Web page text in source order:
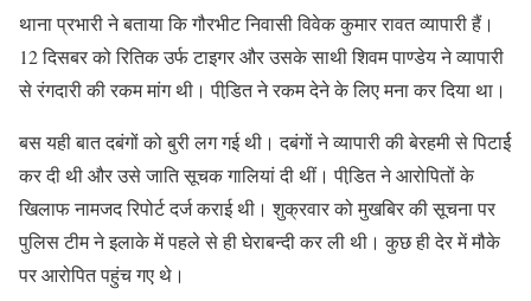
थाना प्रभारी ने बताया कि गौरभीट निवासी विवेक कुमार रावत व्यापारी हैं।
12 दिसबर को रितिक उर्फ टाइगर और उसके साथी शिवम पाण्डेय ने व्यापारी
से रंगदारी की रकम मांग थी। पीडि़त ने रकम देने के लिए मना कर दिया था।
बस यही बात दबंगों को बुरी लग गई थी। दबंगों ने व्यापारी की बेरहमी से पिटार्ई
कर दी थी और उसे जाति सूचक गालियां दी थीं। पीडि़त ने आरोपितों के
खिलाफ नामजद रिपोर्ट दर्ज कराई थी। शुक्रवार को मुखबिर की सूचना पर
पुलिस टीम ने इलाके में पहले से ही घेराबन्दी कर ली थी। कुछ ही देर में मौके
पर आरोपित पहुंच गए थे।